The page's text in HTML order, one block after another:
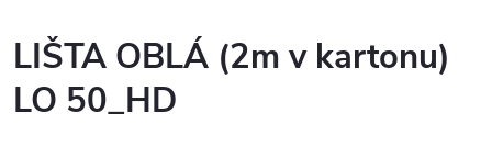
LIŠTA OBLÁ (2m v kartonu)
LO 50_HD